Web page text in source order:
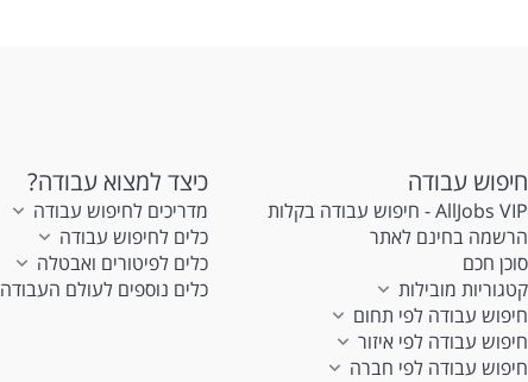
חיפוש עבודה
AllJobs VIP - חיפוש עבודה בקלות
הרשמה בחינם לאתר
סוכן חכם
קטגוריות מובילות
חיפוש עבודה לפי תחום
חיפוש עבודה לפי איזור
חיפוש עבודה לפי חברה
כיצד למצוא עבודה?
מדריכים לחיפוש עבודה
כלים לחיפוש עבודה
כלים לפיטורים ואבטלה
כלים נוספים לעולם העבודה